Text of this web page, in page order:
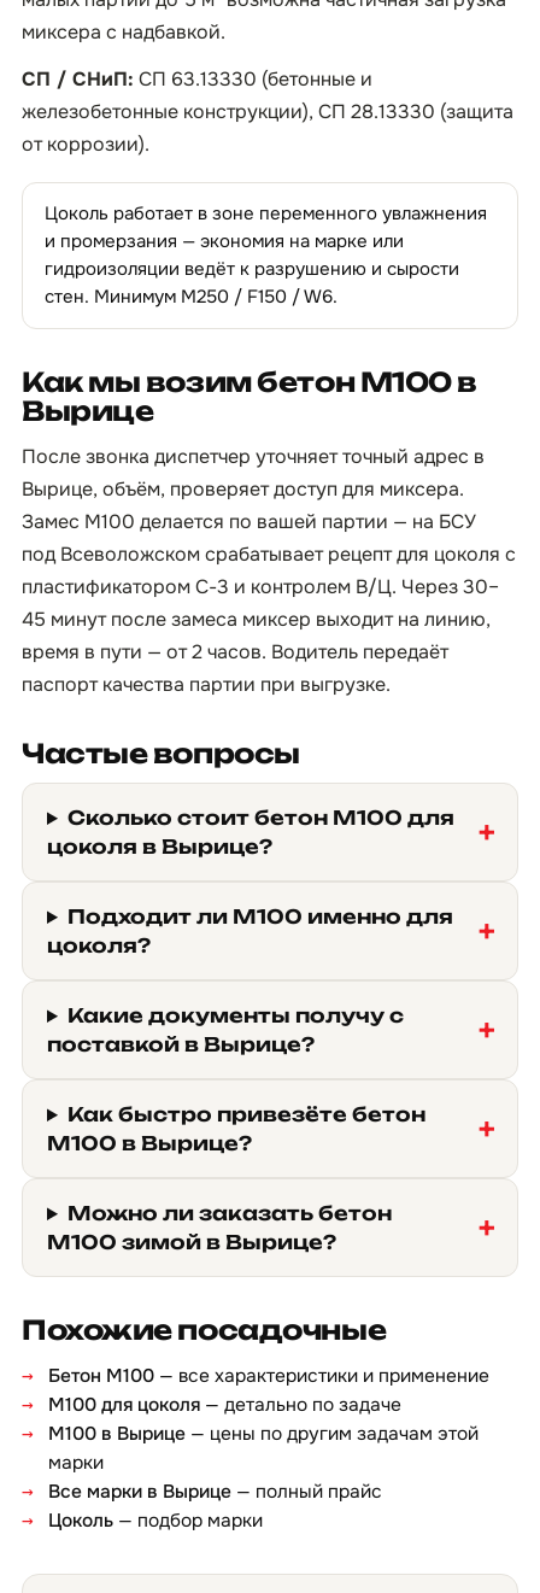
миксера с надбавкой.
СП / СНиП: СП 63.13330 (бетонные и
железобетонные конструкции), СП 28.13330 (защита
от коррозии).
Цоколь работает в зоне переменного увлажнения
и промерзания — экономия на марке или
гидроизоляции ведёт к разрушению и сырости
стен. Минимум М250 / F150 / W6.
Как мы возим бетон М100 в
Вырице
После звонка диспетчер уточняет точный адрес в
Вырице, объём, проверяет доступ для миксера.
Замес М100 делается по вашей партии — на БСУ
под Всеволожском срабатывает рецепт для цоколя с
пластификатором С-3 и контролем В/Ц. Через 30–
45 минут после замеса миксер выходит на линию,
время в пути — от 2 часов. Водитель передаёт
паспорт качества партии при выгрузке.
Частые вопросы
Сколько стоит бетон М100 для
цоколя в Вырице?
Подходит ли М100 именно для
цоколя?
Какие документы получу с
поставкой в Вырице?
Как быстро привезёте бетон
М100 в Вырице?
Можно ли заказать бетон
М100 зимой в Вырице?
Похожие посадочные
Бетон М100 — все характеристики и применение
М100 для цоколя — детально по задаче
М100 в Вырице — цены по другим задачам этой
марки
Все марки в Вырице — полный прайс
Цоколь — подбор марки